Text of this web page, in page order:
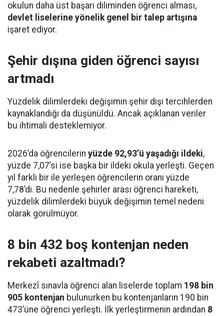
okulun daha üst başarı diliminden öğrenci alması,
devlet liselerine yönelik genel bir talep artışına
işaret ediyor.
Şehir dışına giden öğrenci sayısı
artmadı
Yüzdelik dilimlerdeki değişimin şehir dışı tercihlerden
kaynaklandığı da düşünüldü. Ancak açıklanan veriler
bu ihtimali desteklemiyor.
2026’da öğrencilerin yüzde 92,93’ü yaşadığı ildeki,
yüzde 7,07’si ise başka bir ildeki okula yerleşti. Geçen
yıl farklı bir ile yerleşen öğrencilerin oranı yüzde
7,78’di. Bu nedenle şehirler arası öğrenci hareketi,
yüzdelik dilimlerdeki büyük değişimin temel nedeni
olarak görülmüyor.
8 bin 432 boş kontenjan neden
rekabeti azaltmadı?
Merkezî sınavla öğrenci alan liselerde toplam 198 bin
905 kontenjan bulunurken bu kontenjanların 190 bin
473’üne öğrenci yerleşti. İlk yerleştirmenin ardından 8